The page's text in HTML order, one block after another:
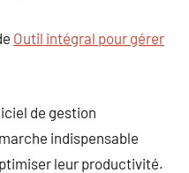
Outil intégral pour gérer
de gestion
indispensable
leur productivité.